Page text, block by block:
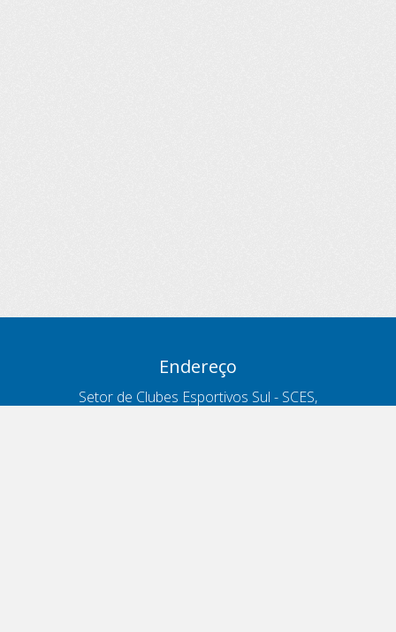
Endereço
Setor de Clubes Esportivos Sul - SCES,